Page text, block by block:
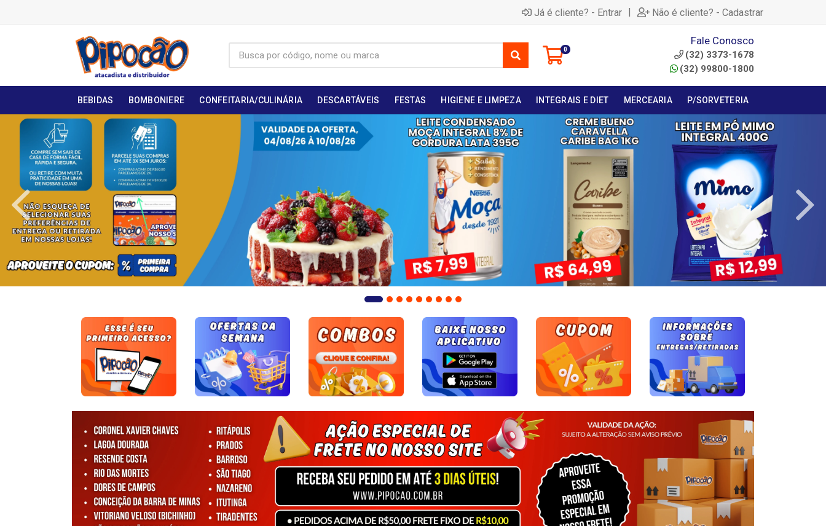
Já é cliente? - Entrar | Não é cliente? - Cadastrar
0
Fale Conosco
(32) 3373-1678
(32) 99800-1800
BEBIDAS BOMBONIERE CONFEITARIA/CULINÁRIA DESCARTÁVEIS FESTAS HIGIENE E LIMPEZA INTEGRAIS E DIET MERCEARIA P/SORVETERIA